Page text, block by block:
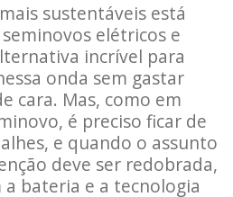
sustentáveis está
elétricos e
incrível para
onda sem gastar
cara. Mas, como em
é preciso ficar de
e quando o assunto
deve ser redobrada,
bateria e a tecnologia